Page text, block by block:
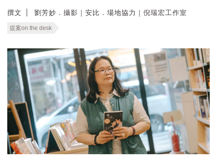
撰文 劉芳妙．攝影｜安比．場地協力｜倪瑞宏工作室
提案on the desk